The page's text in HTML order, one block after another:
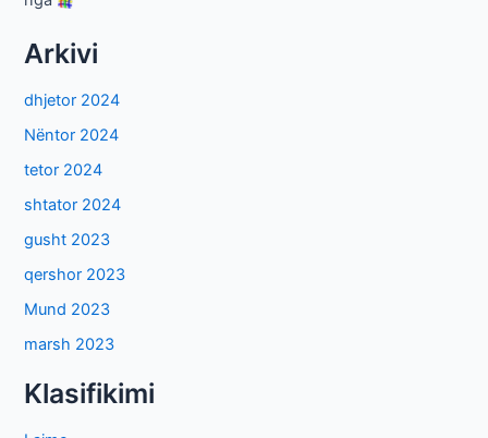
Arkivi
dhjetor 2024
Nëntor 2024
tetor 2024
shtator 2024
gusht 2023
qershor 2023
Mund 2023
marsh 2023
Klasifikimi